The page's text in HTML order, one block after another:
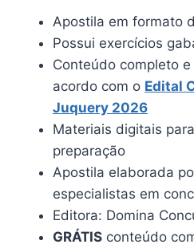
Apostila em formato
Possui exercícios
Conteúdo completo
acordo com o Edital
Juquery 2026
Materiais digitais
preparação
Apostila elaborada
especialistas em
Editora: Domina
GRÁTIS conteúdo